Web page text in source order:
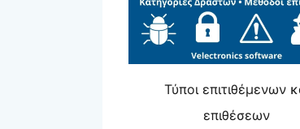
Τύποι επιτιθέμενων
επιθέσεων